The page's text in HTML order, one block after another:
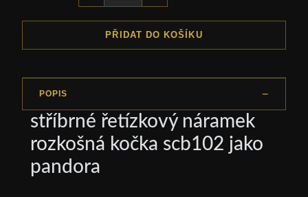
PŘIDAT DO KOŠÍKU
POPIS
stříbrné řetízkový náramek
rozkošná kočka scb102 jako
pandora